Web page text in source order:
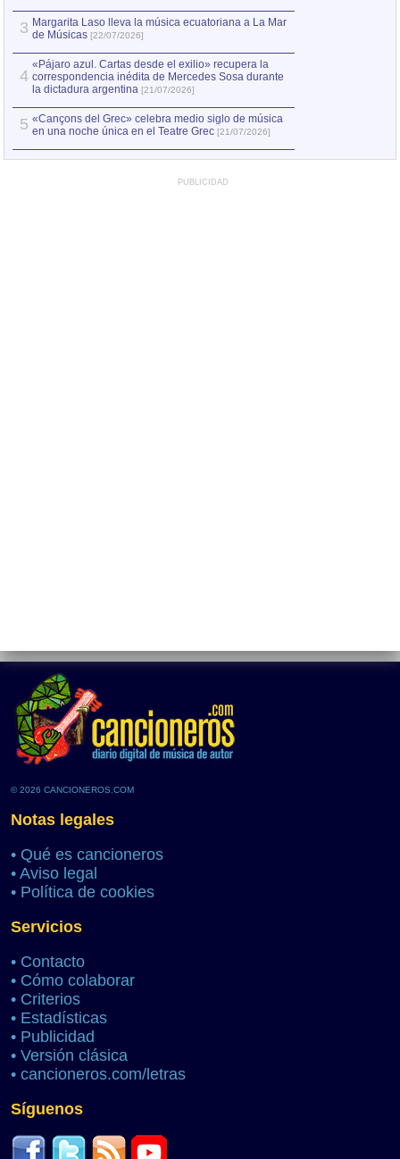
3 Margarita Laso lleva la música ecuatoriana a La Mar
de Músicas [22/07/2026]
4
«Pájaro azul. Cartas desde el exilio» recupera la
correspondencia inédita de Mercedes Sosa durante
la dictadura argentina [21/07/2026]
5 «Cançons del Grec» celebra medio siglo de música
en una noche única en el Teatre Grec [21/07/2026]
PUBLICIDAD
© 2026 CANCIONEROS.COM
Notas legales
• Qué es cancioneros
• Aviso legal
• Política de cookies
Servicios
• Contacto
• Cómo colaborar
• Criterios
• Estadísticas
• Publicidad
• Versión clásica
• cancioneros.com/letras
Síguenos